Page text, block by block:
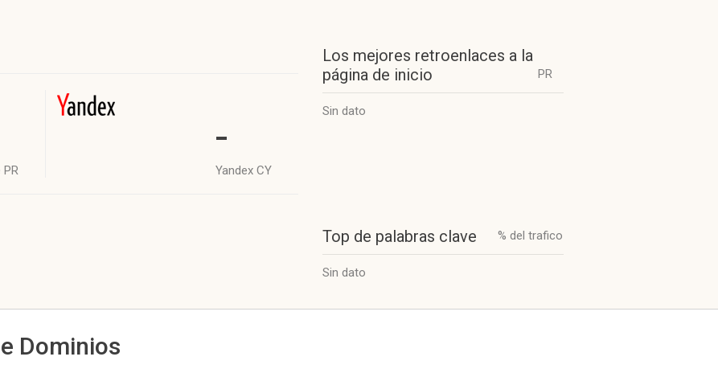
PR
-
Yandex CY
Los mejores retroenlaces a la
página de inicio
PR
Sin dato
Top de palabras clave % del trafico
Sin dato
Dominios